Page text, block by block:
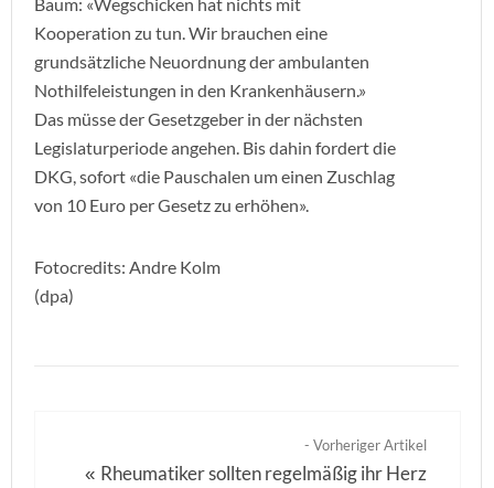
Kooperation zu tun. Wir brauchen eine
grundsätzliche Neuordnung der ambulanten
Nothilfeleistungen in den Krankenhäusern.»
Das müsse der Gesetzgeber in der nächsten
Legislaturperiode angehen. Bis dahin fordert die
DKG, sofort «die Pauschalen um einen Zuschlag
von 10 Euro per Gesetz zu erhöhen».
Fotocredits: Andre Kolm
(dpa)
- Vorheriger Artikel
« Rheumatiker sollten regelmäßig ihr Herz